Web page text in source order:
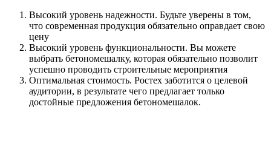
Высокий уровень надежности. Будьте уверены в том,
что современная продукция обязательно оправдает свою
цену
Высокий уровень функциональности. Вы можете
выбрать бетономешалку, которая обязательно позволит
успешно проводить строительные мероприятия
Оптимальная стоимость. Ростех заботится о целевой
аудитории, в результате чего предлагает только
достойные предложения бетономешалок.